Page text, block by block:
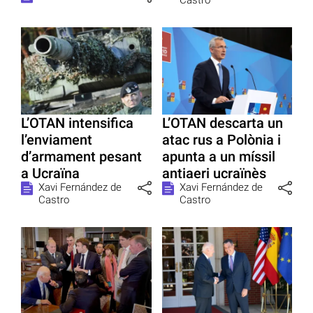
L’OTAN intensifica
l’enviament
d’armament pesant
a Ucraïna
Xavi Fernández de
Castro
L’OTAN descarta un
atac rus a Polònia i
apunta a un míssil
antiaeri ucraïnès
Xavi Fernández de
Castro